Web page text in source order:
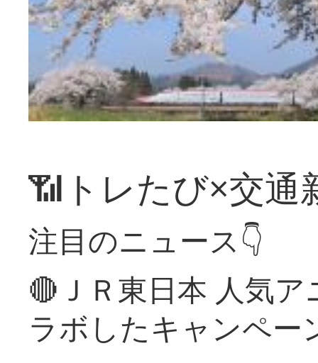
📶トレたび×交通
注目のニュース👇
🔴ＪＲ東日本 人気
ラボしたキャンペー